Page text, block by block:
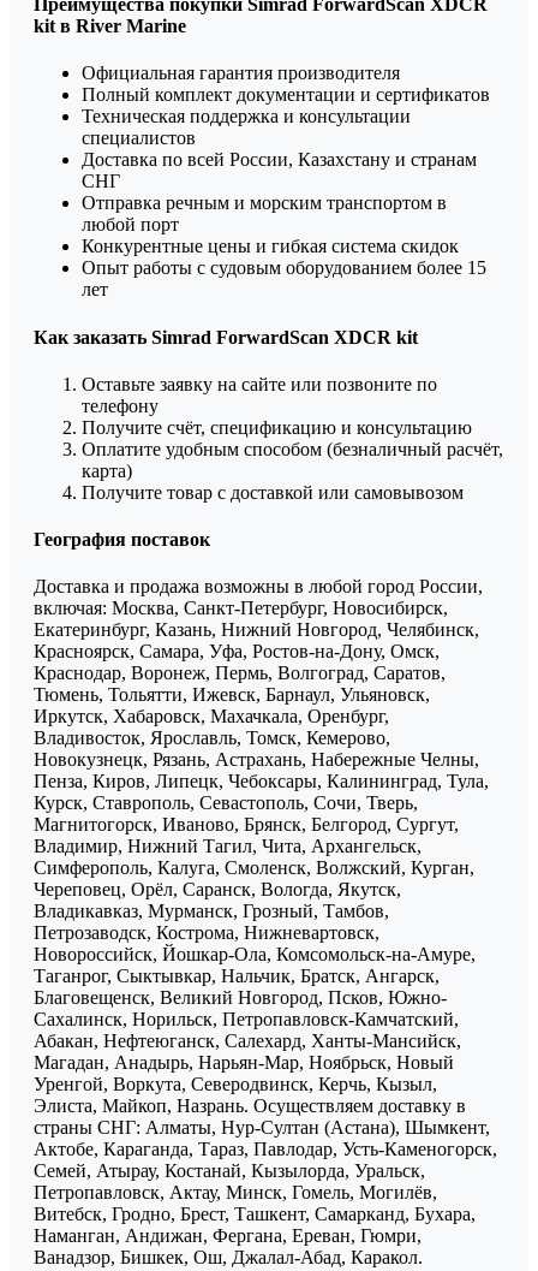
Преимущества покупки Simrad ForwardScan XDCR
kit в River Marine
Официальная гарантия производителя
Полный комплект документации и сертификатов
Техническая поддержка и консультации
специалистов
Доставка по всей России, Казахстану и странам
СНГ
Отправка речным и морским транспортом в
любой порт
Конкурентные цены и гибкая система скидок
Опыт работы с судовым оборудованием более 15
лет
Как заказать Simrad ForwardScan XDCR kit
Оставьте заявку на сайте или позвоните по
телефону
Получите счёт, спецификацию и консультацию
Оплатите удобным способом (безналичный расчёт,
карта)
Получите товар с доставкой или самовывозом
География поставок
Доставка и продажа возможны в любой город России,
включая: Москва, Санкт-Петербург, Новосибирск,
Екатеринбург, Казань, Нижний Новгород, Челябинск,
Красноярск, Самара, Уфа, Ростов-на-Дону, Омск,
Краснодар, Воронеж, Пермь, Волгоград, Саратов,
Тюмень, Тольятти, Ижевск, Барнаул, Ульяновск,
Иркутск, Хабаровск, Махачкала, Оренбург,
Владивосток, Ярославль, Томск, Кемерово,
Новокузнецк, Рязань, Астрахань, Набережные Челны,
Пенза, Киров, Липецк, Чебоксары, Калининград, Тула,
Курск, Ставрополь, Севастополь, Сочи, Тверь,
Магнитогорск, Иваново, Брянск, Белгород, Сургут,
Владимир, Нижний Тагил, Чита, Архангельск,
Симферополь, Калуга, Смоленск, Волжский, Курган,
Череповец, Орёл, Саранск, Вологда, Якутск,
Владикавказ, Мурманск, Грозный, Тамбов,
Петрозаводск, Кострома, Нижневартовск,
Новороссийск, Йошкар-Ола, Комсомольск-на-Амуре,
Таганрог, Сыктывкар, Нальчик, Братск, Ангарск,
Благовещенск, Великий Новгород, Псков, Южно-
Сахалинск, Норильск, Петропавловск-Камчатский,
Абакан, Нефтеюганск, Салехард, Ханты-Мансийск,
Магадан, Анадырь, Нарьян-Мар, Ноябрьск, Новый
Уренгой, Воркута, Северодвинск, Керчь, Кызыл,
Элиста, Майкоп, Назрань. Осуществляем доставку в
страны СНГ: Алматы, Нур-Султан (Астана), Шымкент,
Актобе, Караганда, Тараз, Павлодар, Усть-Каменогорск,
Семей, Атырау, Костанай, Кызылорда, Уральск,
Петропавловск, Актау, Минск, Гомель, Могилёв,
Витебск, Гродно, Брест, Ташкент, Самарканд, Бухара,
Наманган, Андижан, Фергана, Ереван, Гюмри,
Ванадзор, Бишкек, Ош, Джалал-Абад, Каракол.